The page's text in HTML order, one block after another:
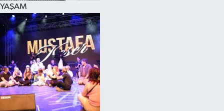
YAŞAM
SPOR
KÜLTÜR SANAT
FRAGMANLAR